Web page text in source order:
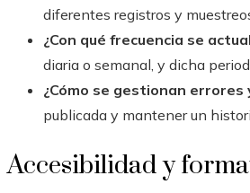
diferentes registros y
¿Con qué frecuencia se
diaria o semanal, y dicha
¿Cómo se gestionan errores
publicada y mantener un
Accesibilidad y